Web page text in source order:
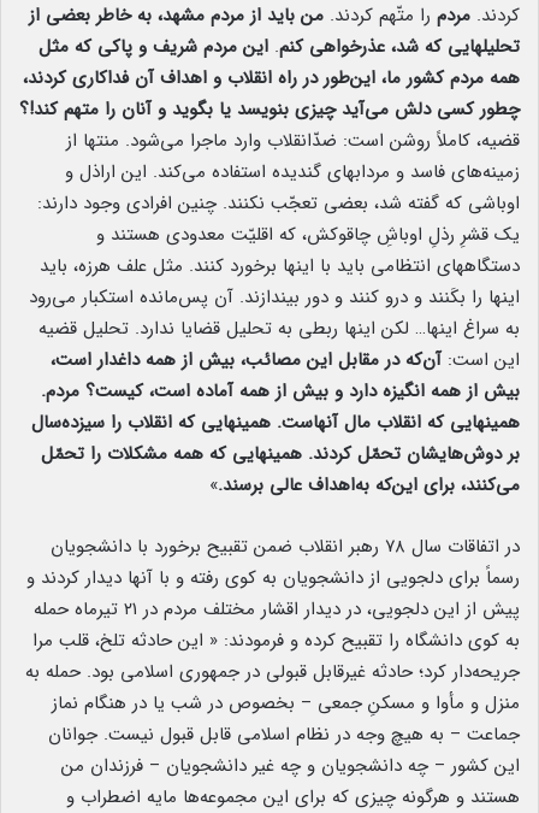
کردند. مردم را متّهم کردند. من باید از مردم مشهد، به خاطر بعضی از
تحلیلهایی که شد، عذرخواهی کنم. این مردم شریف و پاکی که مثل
همه مردم کشور ما، این‌طور در راه انقلاب و اهداف آن فداکاری کردند،
چطور کسی دلش می‌آید چیزی بنویسد یا بگوید و آنان را متهم کند!؟
قضیه، کاملاً روشن است: ضدّانقلاب وارد ماجرا می‌شود. منتها از
زمینه‌های فاسد و مردابهای گندیده استفاده می‌کند. این اراذل و
اوباشی که گفته شد، بعضی تعجّب نکنند. چنین افرادی وجود دارند:
یک قشرِ رذلِ اوباشِ چاقوکش، که اقلیّت معدودی هستند و
دستگاههای انتظامی باید با اینها برخورد کنند. مثل علف هرزه، باید
اینها را بکَنند و درو کنند و دور بیندازند. آن پس‌مانده استکبار می‌رود
به سراغ اینها… لکن اینها ربطی به تحلیل قضایا ندارد. تحلیل قضیه
این است:آن‌که در مقابل این مصائب، بیش از همه داغدار است،
بیش از همه انگیزه دارد و بیش از همه آماده است، کیست؟ مردم.
همینهایی که انقلاب مال آنهاست. همینهایی که انقلاب را سیزده‌سال
بر دوش‌هایشان تحمّل کردند. همینهایی که همه مشکلات را تحمّل
می‌کنند، برای این‌که به‌اهداف عالی برسند.»
در اتفاقات سال ۷۸ رهبر انقلاب ضمن تقبیح برخورد با دانشجویان
رسماً برای دلجویی از دانشجویان به کوی رفته و با آنها دیدار کردند و
پیش از این دلجویی، در دیدار اقشار مختلف مردم در ۲۱ تیرماه حمله
به کوی دانشگاه را تقبیح کرده و فرمودند: « این حادثه تلخ، قلب مرا
جریحه‌دار کرد؛ حادثه غیرقابل قبولی در جمهوری اسلامی بود. حمله به
منزل و مأوا و مسکنِ جمعی – بخصوص در شب یا در هنگام نماز
جماعت – به هیچ وجه در نظام اسلامی قابل قبول نیست. جوانان
این کشور – چه دانشجویان و چه غیر دانشجویان – فرزندان من
هستند و هرگونه چیزی که برای این مجموعه‌ها مایه اضطراب و